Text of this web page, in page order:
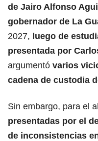
de Jairo Alfonso
gobernador de La
2027, luego de
presentada por
argumentó varios
cadena de custodia
Sin embargo, para el
presentadas por el
de inconsistencias